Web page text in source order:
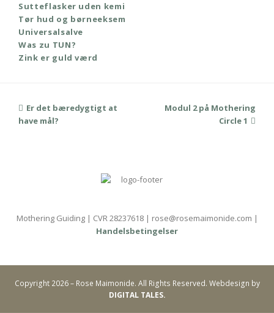
Sutteflasker uden kemi
Tør hud og børneeksem
Universalsalve
Was zu TUN?
Zink er guld værd
previous
post:
Er det bæredygtigt at
have mål?
next
Modul 2 på Mothering
Circle 1
Mothering Guiding | CVR 28237618 | rose@rosemaimonide.com |
Handelsbetingelser
Copyright 2026 – Rose Maimonide. All Rights Reserved. Webdesign by
DIGITAL TALES.